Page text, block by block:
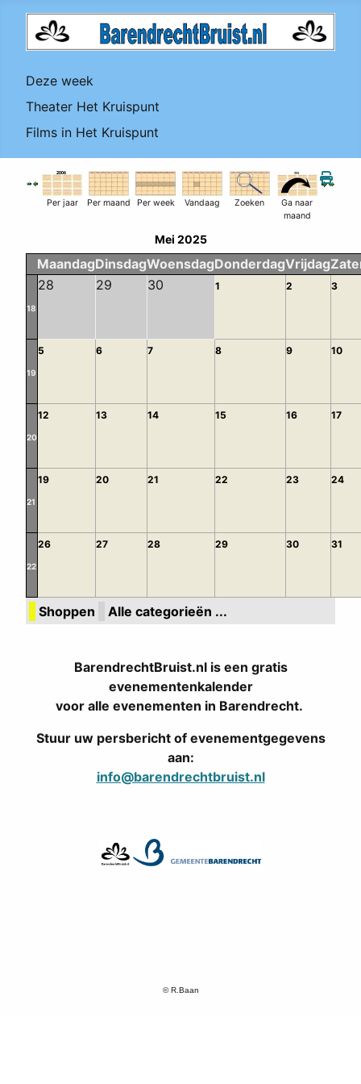
Deze week
Theater Het Kruispunt
Films in Het Kruispunt
Per jaar Per maand Per week Vandaag Zoeken
Ga naar
maand
Mei 2025
MaandagDinsdagWoensdagDonderdagVrijdag
18
28 29 30 1 2 3
19
5 6 7 8 9 10
20
12 13 14 15 16 17
21
19 20 21 22 23 24
22
26 27 28 29 30 31
Shoppen Alle categorieën ...
BarendrechtBruist.nl is een gratis
evenementenkalender
voor alle evenementen in Barendrecht.
Stuur uw persbericht of evenementgegevens
aan:
info@barendrechtbruist.nl
© R.Baan